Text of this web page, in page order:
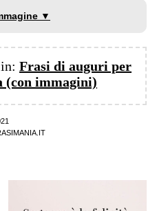
▼
Frasi di auguri per
(con immagini)